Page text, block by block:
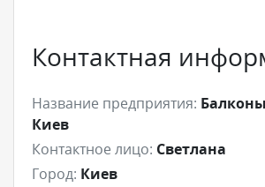
Контактная
Название предприятия:
Киев
Контактное лицо: Светлана
Город: Киев